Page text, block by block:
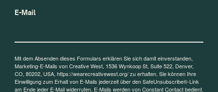
E-Mail
Mit dem Absenden dieses Formulars erklären Sie sich damit einverstanden,
Marketing-E-Mails von Creative West, 1536 Wynkoop St, Suite 522, Denver,
CO, 80202, USA, https://wearecreativewest.org/ zu erhalten. Sie können Ihre
Einwilligung zum Erhalt von E-Mails jederzeit über den SafeUnsubscribe®-Link
am Ende jeder E-Mail widerrufen. E-Mails werden von Constant Contact bedient.